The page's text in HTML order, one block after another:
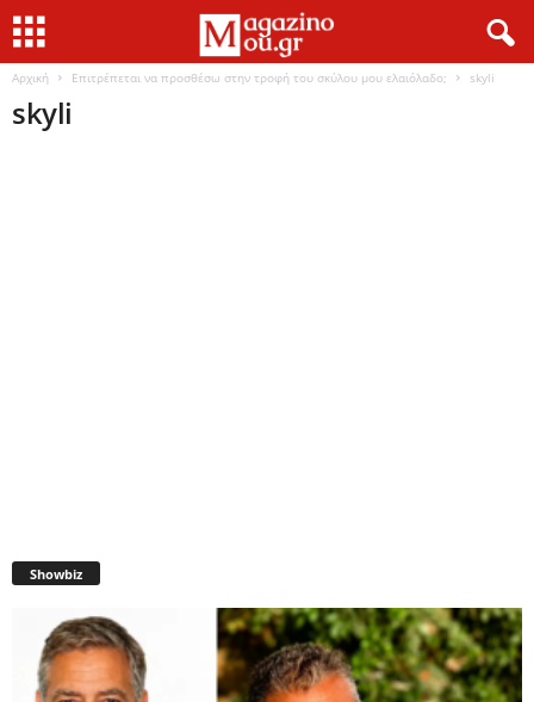
Αρχική Επιτρέπεται να προσθέσω στην τροφή του σκύλου μου ελαιόλαδο; skyli
skyli
Showbiz